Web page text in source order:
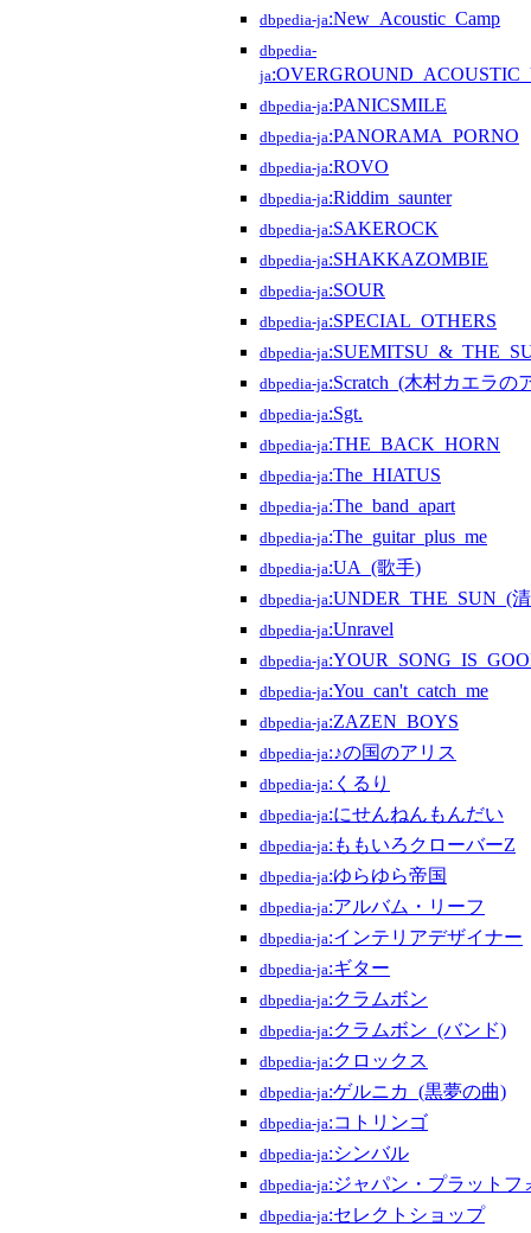
dbpedia-ja:New_Acoustic_Camp
dbpedia-
ja
dbpedia-ja:PANICSMILE
dbpedia-ja:PANORAMA_PORNO
dbpedia-ja:ROVO
dbpedia-ja:Riddim_saunter
dbpedia-ja:SAKEROCK
dbpedia-ja:SHAKKAZOMBIE
dbpedia-ja:SOUR
dbpedia-ja:SPECIAL_OTHERS
dbpedia-ja
dbpedia-ja:Scratch_(木村カエラの
dbpedia-ja:Sgt.
dbpedia-ja:THE_BACK_HORN
dbpedia-ja:The_HIATUS
dbpedia-ja:The_band_apart
dbpedia-ja:The_guitar_plus_me
dbpedia-ja:UA_(歌手)
dbpedia-ja:UNDER_THE_SUN_(
dbpedia-ja:Unravel
dbpedia-ja
dbpedia-ja:You_can't_catch_me
dbpedia-ja:ZAZEN_BOYS
dbpedia-ja:♪の国のアリス
dbpedia-ja:くるり
dbpedia-ja:にせんねんもんだい
dbpedia-ja:ももいろクローバーZ
dbpedia-ja:ゆらゆら帝国
dbpedia-ja:アルバム・リーフ
dbpedia-ja:インテリアデザイナー
dbpedia-ja:ギター
dbpedia-ja:クラムボン
dbpedia-ja:クラムボン_(バンド)
dbpedia-ja:クロックス
dbpedia-ja:ゲルニカ_(黒夢の曲)
dbpedia-ja:コトリンゴ
dbpedia-ja:シンバル
dbpedia-ja:ジャパン・プラットフ
dbpedia-ja:セレクトショップ